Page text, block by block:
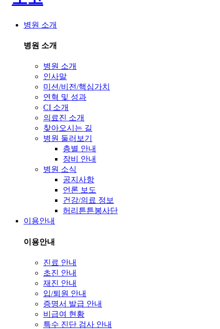
병원 소개
병원 소개
병원 소개
인사말
미션/비전/핵심가치
연혁 및 성과
CI 소개
의료진 소개
찾아오시는 길
병원 둘러보기
층별 안내
장비 안내
병원 소식
공지사항
언론 보도
건강/의료 정보
허리튼튼봉사단
이용안내
이용안내
진료 안내
초진 안내
재진 안내
입/퇴원 안내
증명서 발급 안내
비급여 현황
특수 진단 검사 안내